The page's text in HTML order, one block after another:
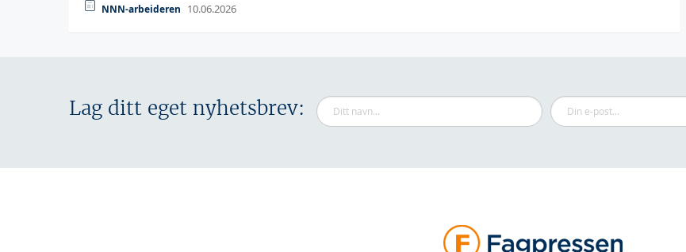
NNN-arbeideren 10.06.2026
Lag ditt eget nyhetsbrev: